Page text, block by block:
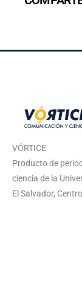
VÓRTICE
Producto de
ciencia de la
El Salvador,